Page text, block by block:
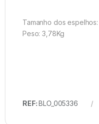
Tamanho dos espelhos:
Peso: 3,78Kg
REF:BLO_005336